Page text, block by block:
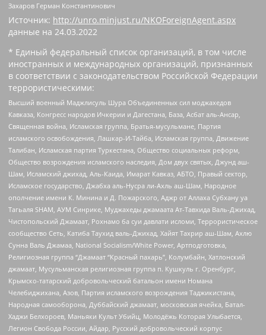
Захаров Герман Константинович
Источник: http://unro.minjust.ru/NKOForeignAgent.aspx
данные на 24.03.2022
* Единый федеральный список организаций, в том числе
иностранных и международных организаций, признанных
в соответствии с законодательством Российской Федерации
террористическими:
Высший военный Маджлисуль Шура Объединенных сил моджахедов
Кавказа, Конгресс народов Ичкерии и Дагестана, База, Асбат аль-Ансар,
Священная война, Исламская группа, Братья-мусульмане, Партия
исламского освобождения, Лашкар-И-Тайба, Исламская группа, Движение
Талибан, Исламская партия Туркестана, Общество социальных реформ,
Общество возрождения исламского наследия, Дом двух святых, Джунд аш-
Шам, Исламский джихад, Аль-Каида, Имарат Кавказ, АБТО, Правый сектор,
Исламское государство, Джабха аль-Нусра ли-Ахль аш-Шам, Народное
ополчение имени К. Минина и Д. Пожарского, Аджр от Аллаха Субхану уа
Тагьаля SHAM, АУМ Синрике, Муджахеды джамаата Ат-Тавхида Валь-Джихад,
Чистопольский Джамаат, Рохнамо ба суи давлати исломи, Террористическое
сообщество Сеть, Катиба Таухид валь-Джихад, Хайят Тахрир аш-Шам, Ахлю
Сунна Валь Джамаа, National Socialism/White Power, Артподготовка,
Религиозная группа “Джамаат “Красный пахарь”, Колумбайн, Хатлонский
джамаат, Мусульманская религиозная группа п. Кушкуль г. Оренбург,
Крымско-татарский добровольческий батальон имени Номана
Челебиджихана, Азов, Партия исламского возрождения Таджикистана,
Народная самооборона, Дуббайский джамаат, московская ячейка, Батал-
Хаджи Белхороев, Маньяки Культ Убийц, Молодёжь Которая Улыбается,
Легион Свобода России, Айдар, Русский добровольческий корпус